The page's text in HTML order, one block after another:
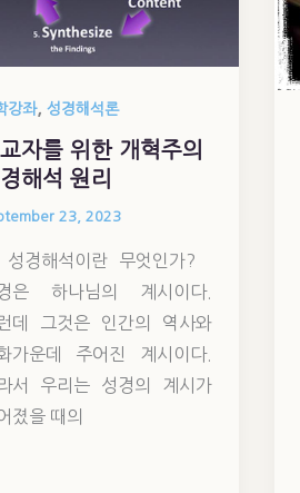
강좌, 성경해석론
자를 위한 개혁주의
해석 원리
23, 2023
경해석이란 무엇인가?
은 하나님의 계시이다.
데 그것은 인간의 역사와
가운데 주어진 계시이다.
서 우리는 성경의 계시가
졌을 때의